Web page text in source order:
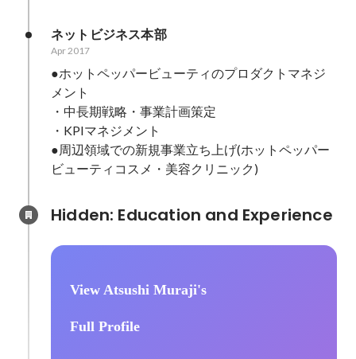
ネットビジネス本部
Apr 2017
●ホットペッパービューティのプロダクトマネジ
メント
・中長期戦略・事業計画策定
・KPIマネジメント
●周辺領域での新規事業立ち上げ(ホットペッパー
ビューティコスメ・美容クリニック)
View Atsushi Muraji's
Full Profile